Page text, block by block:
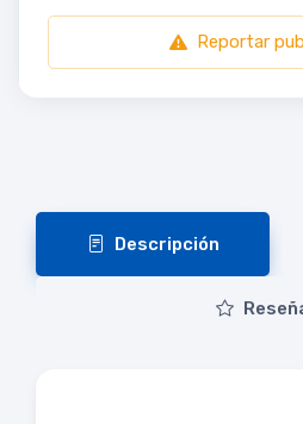
Reportar
Descripción